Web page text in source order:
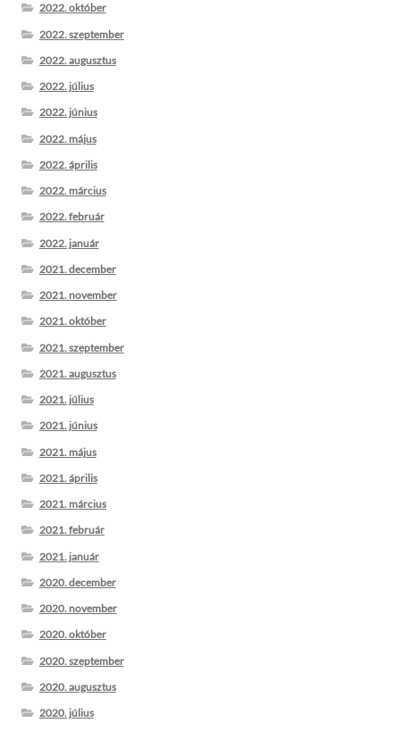
2022. október
2022. szeptember
2022. augusztus
2022. július
2022. június
2022. május
2022. április
2022. március
2022. február
2022. január
2021. december
2021. november
2021. október
2021. szeptember
2021. augusztus
2021. július
2021. június
2021. május
2021. április
2021. március
2021. február
2021. január
2020. december
2020. november
2020. október
2020. szeptember
2020. augusztus
2020. július